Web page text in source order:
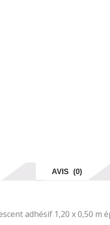
AVIS (0)
adhésif 1,20 x 0,50 m